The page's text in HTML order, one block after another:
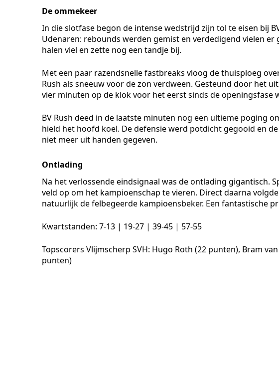
De ommekeer
In die slotfase begon de intense wedstrijd zijn tol te eisen bij
Udenaren: rebounds werden gemist en verdedigend vielen er
halen viel en zette nog een tandje bij.
Met een paar razendsnelle fastbreaks vloog de thuisploeg
Rush als sneeuw voor de zon verdween. Gesteund door het
vier minuten op de klok voor het eerst sinds de openingsfase
BV Rush deed in de laatste minuten nog een ultieme poging
hield het hoofd koel. De defensie werd potdicht gegooid en
niet meer uit handen gegeven.
Ontlading
Na het verlossende eindsignaal was de ontlading gigantisch.
veld op om het kampioenschap te vieren. Direct daarna
natuurlijk de felbegeerde kampioensbeker. Een fantastische
Kwartstanden: 7-13 | 19-27 | 39-45 | 57-55
Topscorers Vlijmscherp SVH: Hugo Roth (22 punten), Bram
punten)